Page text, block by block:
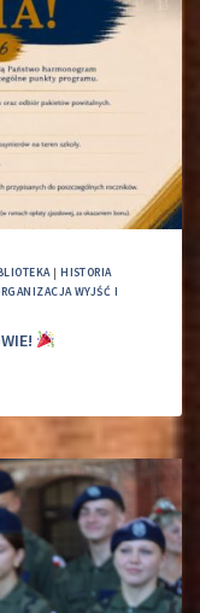
|HISTORIA
WYJŚĆ I